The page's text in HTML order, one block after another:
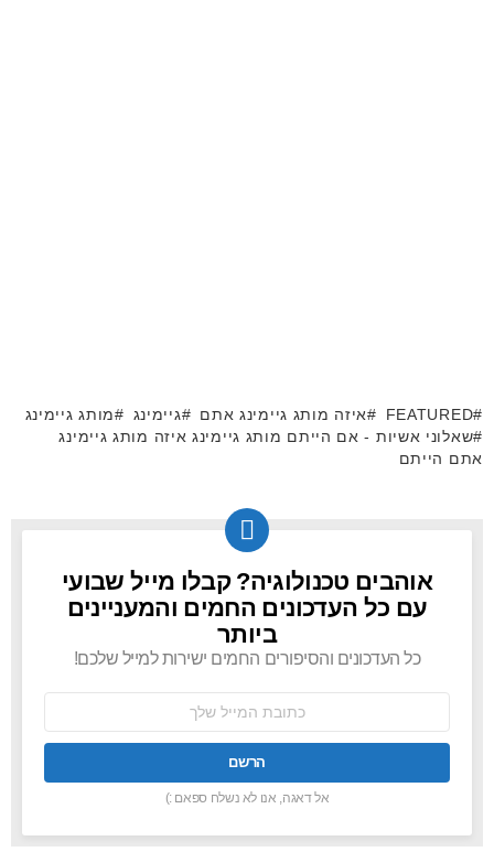
FEATURED איזה מותג גיימינג אתם גיימינג
מותג גיימינג
שאלוני אשיות - אם הייתם מותג גיימינג איזה מותג גיימינג
אתם הייתם
NEWSLETTER
אוהבים טכנולוגיה? קבלו מייל שבועי
עם כל העדכונים החמים והמעניינים
ביותר
כל העדכונים והסיפורים החמים ישירות למייל שלכם!
אל דאגה, אנו לא נשלח ספאם :)